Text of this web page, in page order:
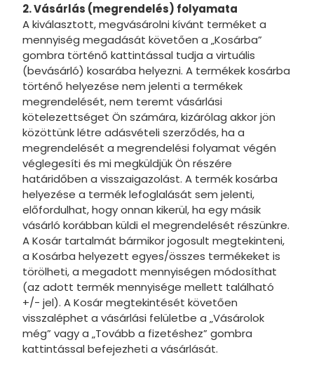
2. Vásárlás (megrendelés) folyamata
A kiválasztott, megvásárolni kívánt terméket a
mennyiség megadását követően a „Kosárba”
gombra történő kattintással tudja a virtuális
(bevásárló) kosarába helyezni. A termékek kosárba
történő helyezése nem jelenti a termékek
megrendelését, nem teremt vásárlási
kötelezettséget Ön számára, kizárólag akkor jön
közöttünk létre adásvételi szerződés, ha a
megrendelését a megrendelési folyamat végén
véglegesíti és mi megküldjük Ön részére
határidőben a visszaigazolást. A termék kosárba
helyezése a termék lefoglalását sem jelenti,
előfordulhat, hogy onnan kikerül, ha egy másik
vásárló korábban küldi el megrendelését részünkre.
A Kosár tartalmát bármikor jogosult megtekinteni,
a Kosárba helyezett egyes/összes termékeket is
törölheti, a megadott mennyiségen módosíthat
(az adott termék mennyisége mellett található
+/- jel). A Kosár megtekintését követően
visszaléphet a vásárlási felületbe a „Vásárolok
még” vagy a „Tovább a fizetéshez” gombra
kattintással befejezheti a vásárlását.